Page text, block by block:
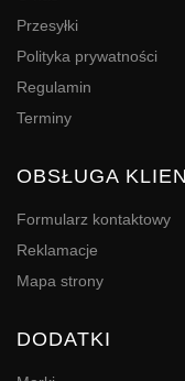
Przesyłki
Polityka prywatności
Regulamin
Terminy
OBSŁUGA
Formularz kontaktowy
Reklamacje
Mapa strony
DODATKI